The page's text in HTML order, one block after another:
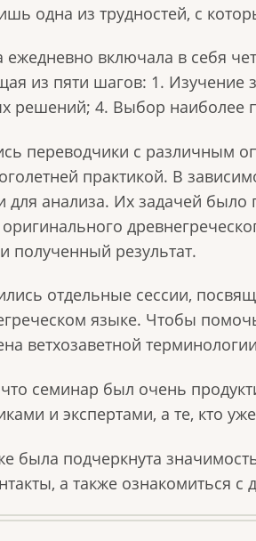
одна из трудностей, с
включала в себя
из пяти шагов: 1.
решений; 4. Выбор наиболее
переводчики с различным
практикой. В
для анализа. Их задачей
полученный результат.
отдельные сессии,
языке. Чтобы
ветхозаветной
семинар был очень
и экспертами, а те, кто
была подчеркнута
а также ознакомиться